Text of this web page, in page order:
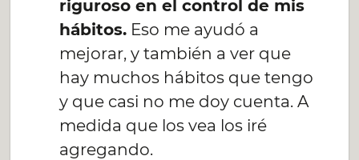
riguroso en el control de mis
hábitos.Eso me ayudó a
mejorar, y también a ver que
hay muchos hábitos que tengo
y que casi no me doy cuenta. A
medida que los vea los iré
agregando.